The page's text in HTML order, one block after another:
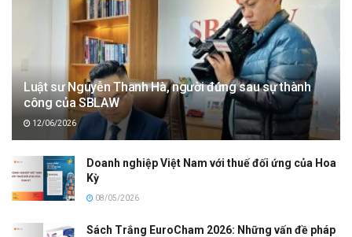
Luật sư Nguyễn Thanh Hà, người đứng sau sự thành
công của SBLAW
12/06/2026
Doanh nghiệp Việt Nam với thuế đối ứng của Hoa
Kỳ
08/05/2026
Sách Trắng EuroCham 2026: Những vấn đề pháp